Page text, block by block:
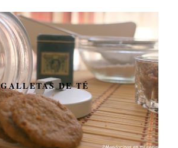
GALLETAS DE TÉ